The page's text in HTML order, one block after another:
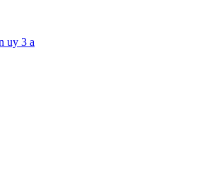
uy 3 a